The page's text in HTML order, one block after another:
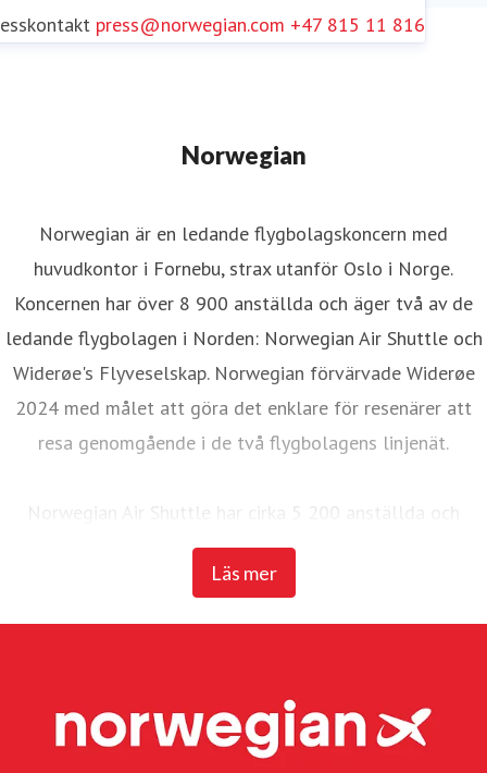
press@norwegian.com +47 815 11 816
Norwegian
Läs mer
Norwegian är en ledande flygbolagskoncern med
huvudkontor i Fornebu, strax utanför Oslo i Norge.
Koncernen har över 8 900 anställda och äger två av de
ledande flygbolagen i Norden: Norwegian Air Shuttle och
Widerøe's Flyveselskap. Norwegian förvärvade Widerøe
2024 med målet att göra det enklare för resenärer att
resa genomgående i de två flygbolagens linjenät.
Norwegian Air Shuttle har cirka 5 200 anställda och
erbjuder ett omfattande linjenät som binder samman de
nordiska länderna med ett brett utbud av destinationer i
Widerøe's Flyveselskap, Norges äldsta flygbolag, är